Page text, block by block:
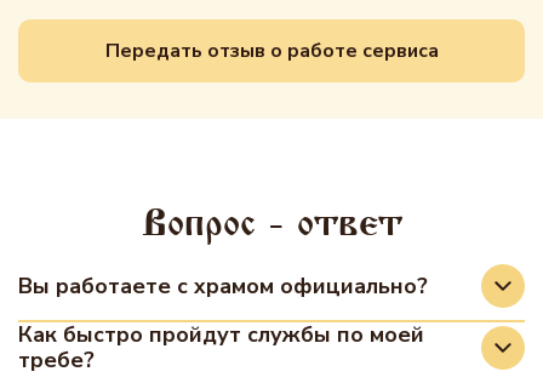
Передать отзыв о работе сервиса
Вопрос - ответ
Вы работаете с храмом официально?
Да, мы сотрудничаем с храмами на
официальной основе. Передача записок,
Как быстро пройдут службы по моей
требе?